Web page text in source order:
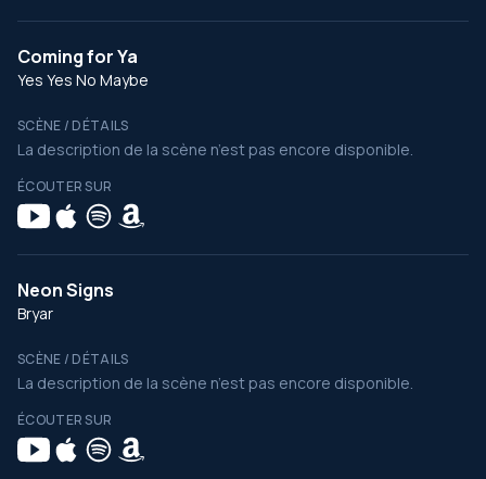
Coming for Ya
Yes Yes No Maybe
SCÈNE / DÉTAILS
La description de la scène n’est pas encore disponible.
ÉCOUTER SUR
Neon Signs
Bryar
SCÈNE / DÉTAILS
La description de la scène n’est pas encore disponible.
ÉCOUTER SUR